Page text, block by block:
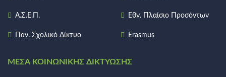
Α.Σ.Ε.Π. Εθν. Πλαίσιο Προσόντων
Παν. Σχολικό Δίκτυο Erasmus
ΜΈΣΑ ΚΟΙΝΩΝΙΚΉΣ ΔΙΚΤΎΩΣΗΣ